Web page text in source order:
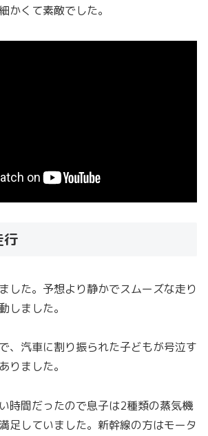
かくて素敵でした。
行
した。予想より静かでスムーズな走り
しました。
、汽車に割り振られた子どもが号泣す
りました。
時間だったので息子は2種類の蒸気機
足していました。新幹線の方はモータ